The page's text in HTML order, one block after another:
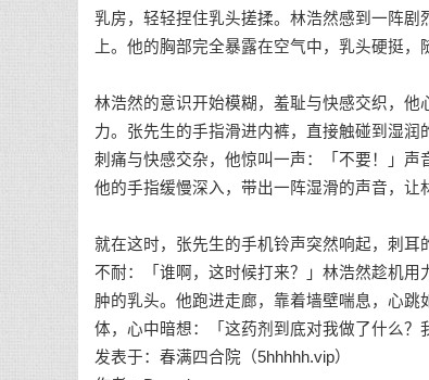
乳房，轻轻捏住乳头搓揉。林浩然感到一阵
上。他的胸部完全暴露在空气中，乳头硬挺，
林浩然的意识开始模糊，羞耻与快感交织，
力。张先生的手指滑进内裤，直接触碰到湿
刺痛与快感交杂，他惊叫一声：「不要！」声
他的手指缓慢深入，带出一阵湿滑的声音，让
就在这时，张先生的手机铃声突然响起，刺
不耐：「谁啊，这时候打来？」林浩然趁机
肿的乳头。他跑进走廊，靠着墙壁喘息，心
体，心中暗想：「这药剂到底对我做了什么？
发表于：春满四合院（5hhhhh.vip）